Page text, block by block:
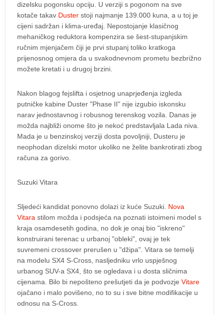
dizelsku pogonsku opciju. U verziji s pogonom na sve
kotače takav Duster stoji najmanje 139.000 kuna, a u toj je
cijeni sadržan i klima-uređaj. Nepostojanje klasičnog
mehaničkog reduktora kompenzira se šest-stupanjskim
ručnim mjenjačem čiji je prvi stupanj toliko kratkoga
prijenosnog omjera da u svakodnevnom prometu bezbrižno
možete kretati i u drugoj brzini.
Nakon blagog fejslifta i osjetnog unaprjeđenja izgleda
putničke kabine Duster "Phase II" nije izgubio iskonsku
narav jednostavnog i robusnog terenskog vozila. Danas je
možda najbliži onome što je nekoć predstavljala Lada niva.
Mada je u benzinskoj verziji dosta povoljniji, Dusteru je
neophodan dizelski motor ukoliko ne želite bankrotirati zbog
računa za gorivo.
Suzuki Vitara
Sljedeći kandidat ponovno dolazi iz kuće Suzuki. Nova
Vitara stilom možda i podsjeća na poznati istoimeni model s
kraja osamdesetih godina, no dok je onaj bio "iskreno"
konstruirani terenac u urbanoj "obleki", ovaj je tek
suvremeni crossover prerušen u "džipa". Vitara se temelji
na modelu SX4 S-Cross, nasljedniku vrlo uspješnog
urbanog SUV-a SX4, što se ogledava i u dosta sličnima
cijenama. Bilo bi nepošteno prešutjeti da je podvozje Vitare
ojačano i malo povišeno, no to su i sve bitne modifikacije u
odnosu na S-Cross.